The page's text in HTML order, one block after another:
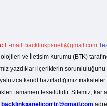
E-mail: backlinkpaneli@gmail.com
ve İletişim Kurumu (BTK)
yazdıkları içeriklerin
kendi hazırladığımız
tamamen tesadüfidir. Sitemiz,
backlinkpanelicomtr@gmail.com